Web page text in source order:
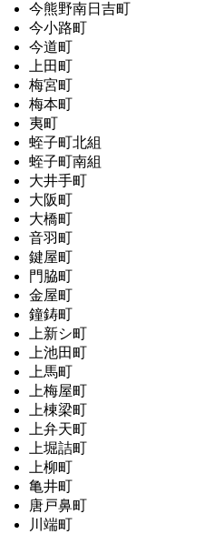
今熊野南日吉町
今小路町
今道町
上田町
梅宮町
梅本町
夷町
蛭子町北組
蛭子町南組
大井手町
大阪町
大橋町
音羽町
鍵屋町
門脇町
金屋町
鐘鋳町
上新シ町
上池田町
上馬町
上梅屋町
上棟梁町
上弁天町
上堀詰町
上柳町
亀井町
唐戸鼻町
川端町